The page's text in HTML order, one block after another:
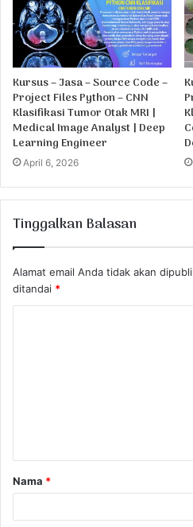
Kursus – Jasa – Source Code –
Project Files Python – CNN
Klasifikasi Tumor Otak MRI |
Medical Image Analyst | Deep
Learning Engineer
April 6, 2026
Tinggalkan Balasan
Alamat email Anda tidak akan
ditandai *
a
r
Nama *